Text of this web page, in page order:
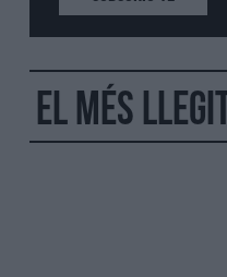
El més llegit